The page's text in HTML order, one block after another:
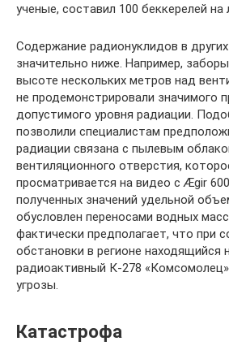
ученые, составил 100 беккерелей на
Содержание радионуклидов в
значительно ниже. Например,
высоте нескольких метров над
не продемонстрировали значимого
допустимого уровня радиации.
позволили специалистам
радиации связана с пылевым
вентиляционного отверстия,
просматривается на видео с Ægir
полученных значений удельной
обусловлен переносами водных
фактически предполагает, что при
обстановки в регионе находящийся
радиоактивный К-278
угрозы.
Катастрофа